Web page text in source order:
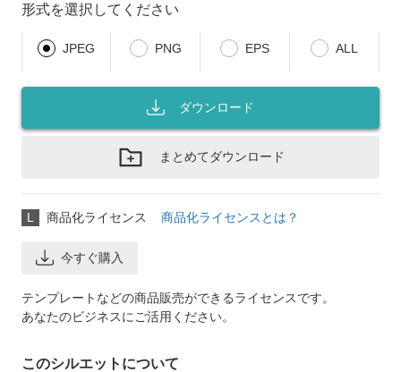
形式を選択してください
JPEG PNG EPS ALL
ダウンロード
まとめてダウンロード
L 商品化ライセンス 商品化ライセンスとは？
今すぐ購入
テンプレートなどの商品販売ができるライセンスです。
あなたのビジネスにご活用ください。
このシルエットについて